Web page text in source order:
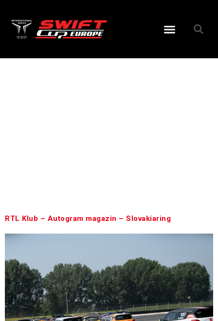
RTL Klub – Autogram magazin – Slovakiaring